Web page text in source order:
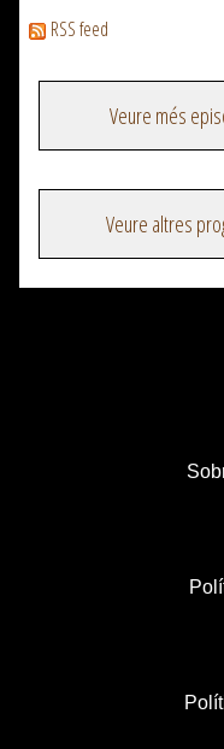
RSS feed
Veure més
Veure altres